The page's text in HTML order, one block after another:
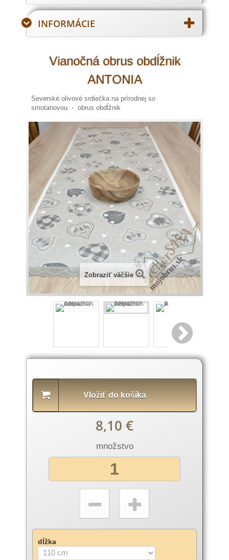
INFORMÁCIE
Vianočná obrus obdĺžnik
ANTONIA
Severské olivové srdiečka na prírodnej so
smotanovou - obrus obdĺžnik
Zobraziť väčšie
Vložiť do košíka
8,10 €
množstvo
dĺžka
produktu